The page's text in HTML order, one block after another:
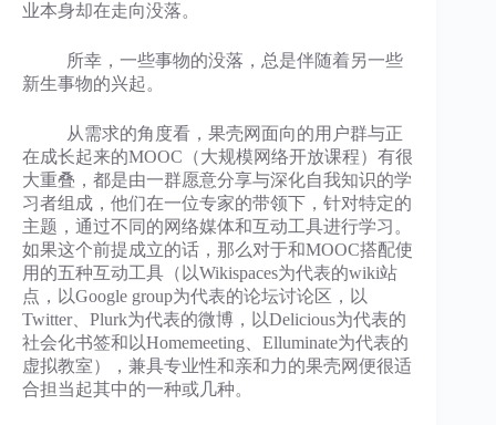
业本身却在走向没落。
所幸，一些事物的没落，总是伴随着另一些
新生事物的兴起。
从需求的角度看，果壳网面向的用户群与正
在成长起来的MOOC（大规模网络开放课程）有很
大重叠，都是由一群愿意分享与深化自我知识的学
习者组成，他们在一位专家的带领下，针对特定的
主题，通过不同的网络媒体和互动工具进行学习。
如果这个前提成立的话，那么对于和MOOC搭配使
用的五种互动工具（以Wikispaces为代表的wiki站
点，以Google group为代表的论坛讨论区，以
Twitter、Plurk为代表的微博，以Delicious为代表的
社会化书签和以Homemeeting、Elluminate为代表的
虚拟教室），兼具专业性和亲和力的果壳网便很适
合担当起其中的一种或几种。